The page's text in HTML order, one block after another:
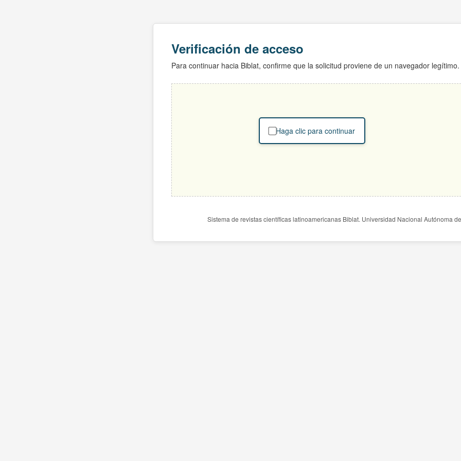
Verificación de acceso
Para continuar hacia Biblat, confirme que la solicitud proviene de un navegador legítimo.
Haga clic para continuar
Sistema de revistas científicas latinoamericanas Biblat. Universidad Nacional Autónoma